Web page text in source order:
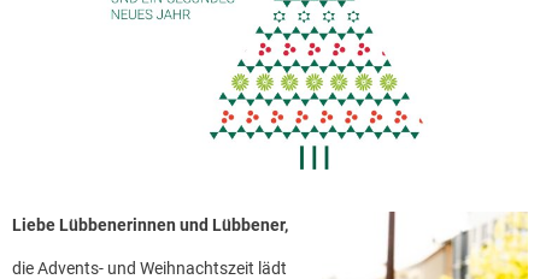
Liebe Lübbenerinnen und Lübbener,
die Advents- und Weihnachtszeit lädt